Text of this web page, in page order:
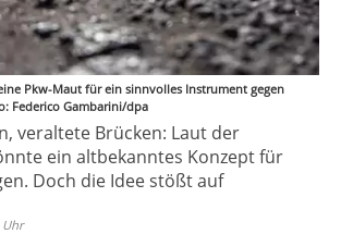
Pkw-Maut für ein sinnvolles Instrument gegen
Federico Gambarini/dpa
veraltete Brücken: Laut der
ein altbekanntes Konzept für
Doch die Idee stößt auf
Uhr